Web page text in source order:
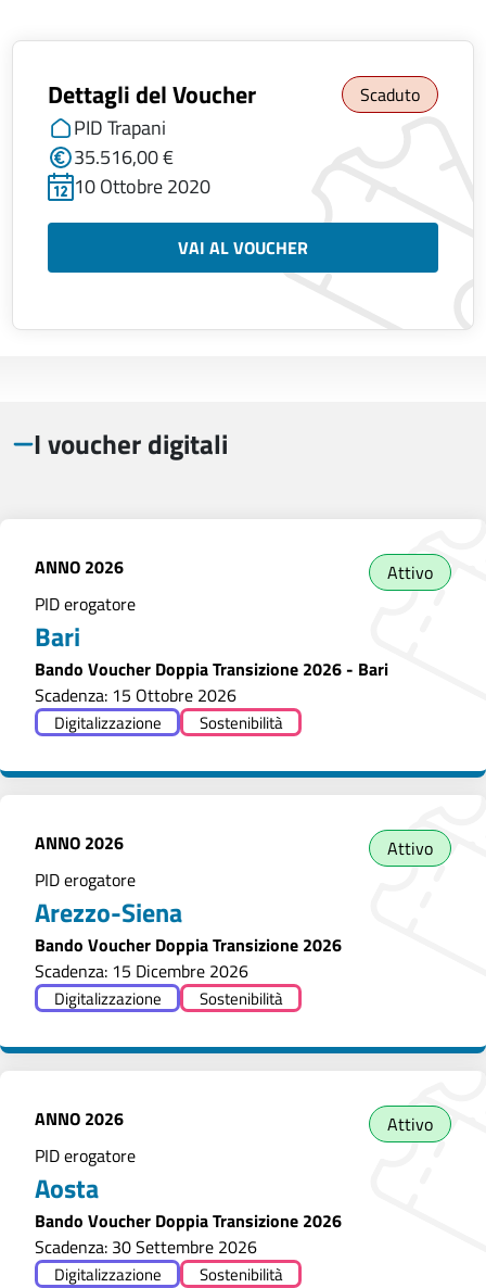
Dettagli del Voucher Scaduto
PID Trapani
35.516,00 €
10 Ottobre 2020
VAI AL VOUCHER
I voucher digitali
ANNO 2026
Attivo
PID erogatore
Bari
Bando Voucher Doppia Transizione 2026 - Bari
Scadenza: 15 Ottobre 2026
Digitalizzazione Sostenibilità
ANNO 2026
Attivo
PID erogatore
Arezzo-Siena
Bando Voucher Doppia Transizione 2026
Scadenza: 15 Dicembre 2026
Digitalizzazione Sostenibilità
ANNO 2026
Attivo
PID erogatore
Aosta
Bando Voucher Doppia Transizione 2026
Scadenza: 30 Settembre 2026
Digitalizzazione Sostenibilità